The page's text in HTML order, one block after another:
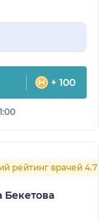
+ 100
рейтинг врачей 4.7
Бекетова